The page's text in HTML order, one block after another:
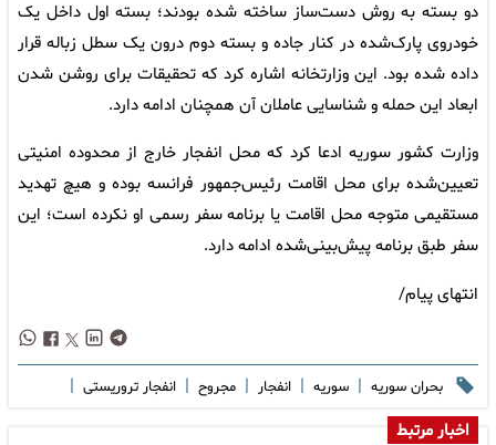
دو بسته به روش دست‌ساز ساخته شده بودند؛ بسته اول داخل یک
خودروی پارک‌شده در کنار جاده و بسته دوم درون یک سطل زباله قرار
داده شده بود. این وزارتخانه اشاره کرد که تحقیقات برای روشن شدن
ابعاد این حمله و شناسایی عاملان آن همچنان ادامه دارد.
وزارت کشور سوریه ادعا کرد که محل انفجار خارج از محدوده امنیتی
تعیین‌شده برای محل اقامت رئیس‌جمهور فرانسه بوده و هیچ تهدید
مستقیمی متوجه محل اقامت یا برنامه سفر رسمی او نکرده است؛ این
سفر طبق برنامه پیش‌بینی‌شده ادامه دارد.
انتهای پیام/
بحران سوریه | سوریه | انفجار | مجروح | انفجار تروریستی |
اخبار مرتبط